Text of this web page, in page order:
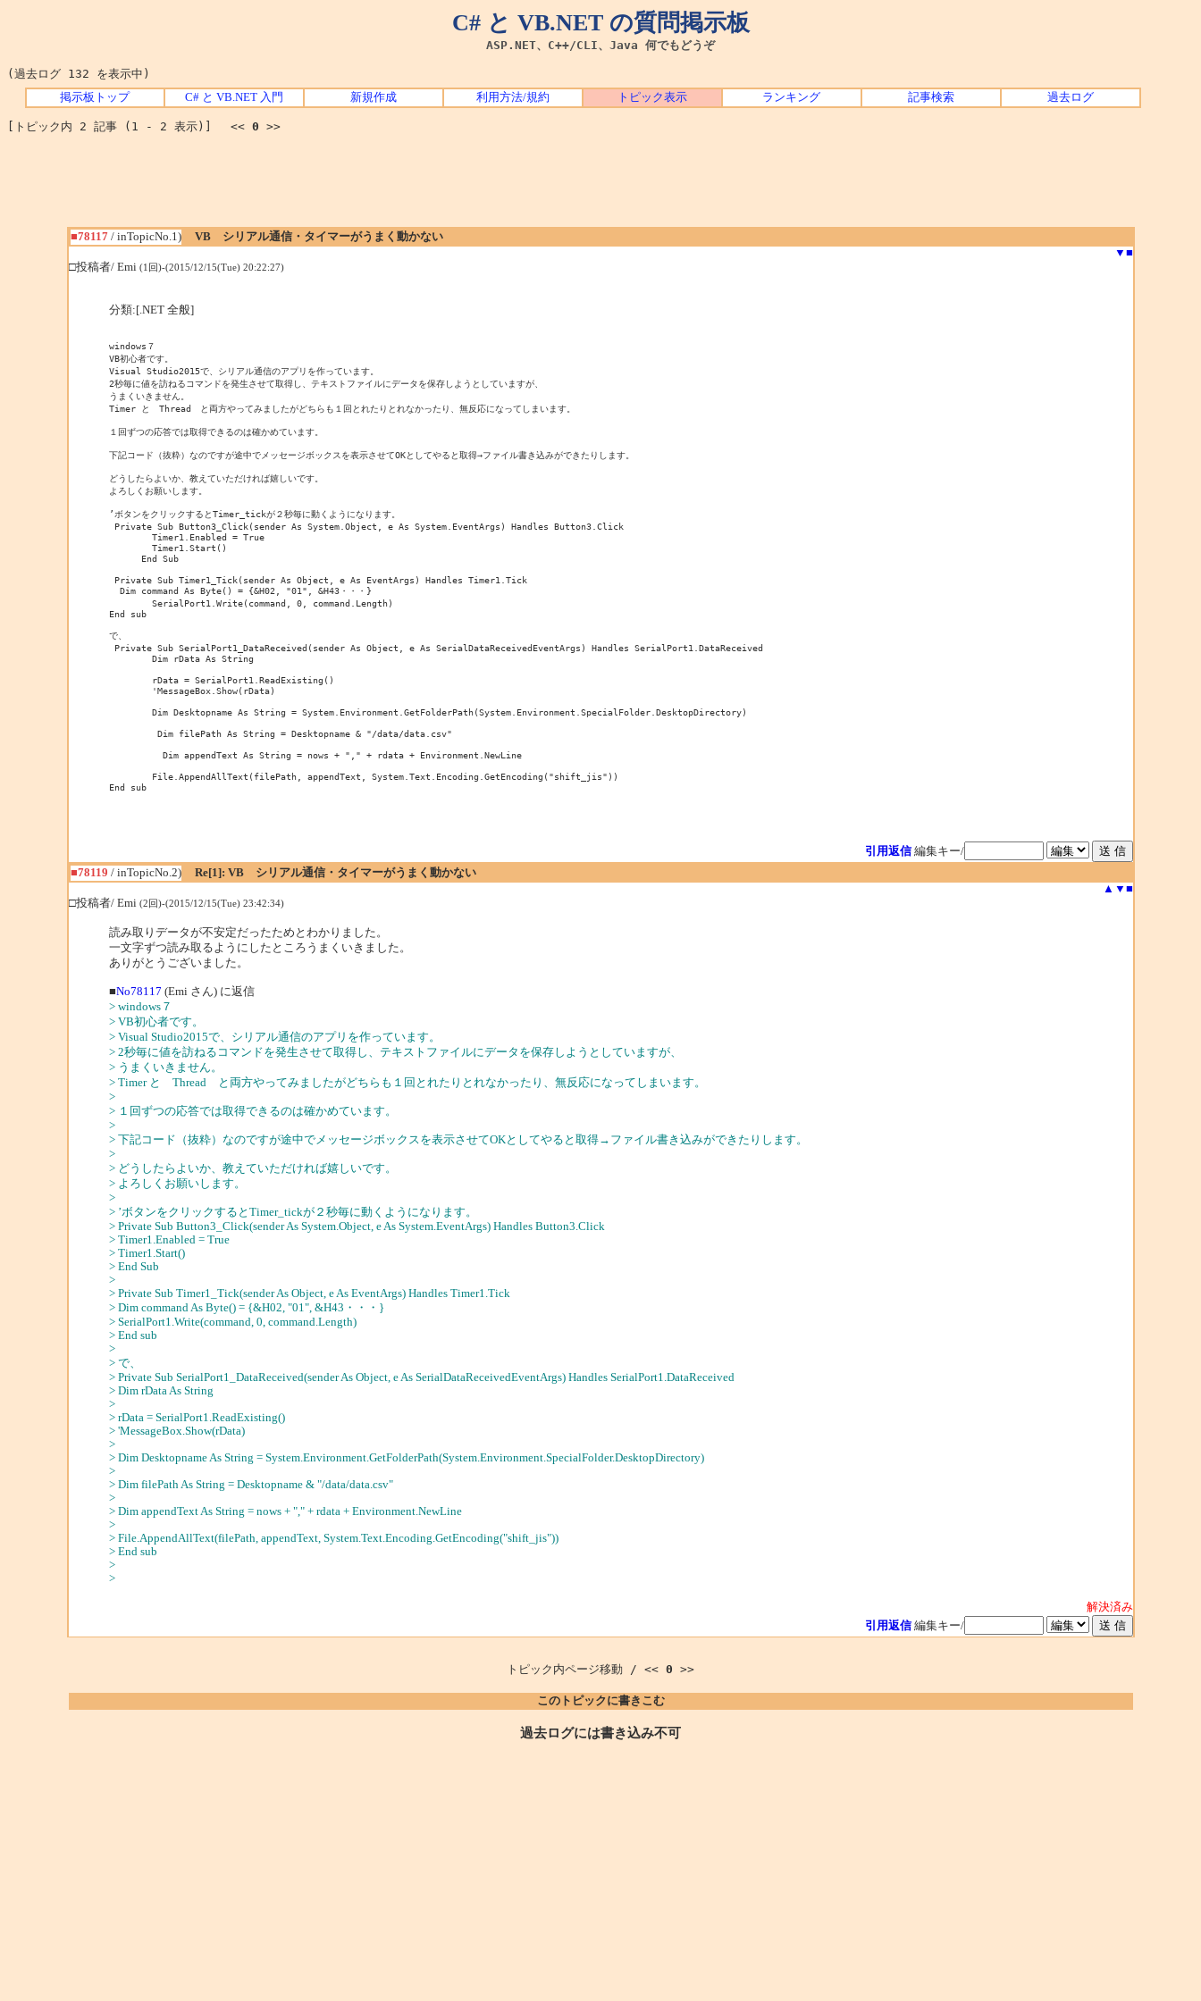
C# と VB.NET の質問掲示板
ASP.NET、C++/CLI、Java 何でもどうぞ
(過去ログ 132 を表示中)
掲示板トップ C# と VB.NET 入門 新規作成 利用方法/規約 トピック表示 ランキング 記事検索 過去ログ
[トピック内 2 記事 (1 - 2 表示)] << 0 >>
■78117/ inTopicNo.1)
VB シリアル通信・タイマーがうまく動かない
▼ ■
□投稿者/ Emi (1回)-(2015/12/15(Tue) 20:22:27)
分類:[.NET 全般]
windows７
VB初心者です。
Visual Studio2015で、シリアル通信のアプリを作っています。
2秒毎に値を訪ねるコマンドを発生させて取得し、テキストファイルにデータを保存しようとしていますが、
うまくいきません。
Timer と　Thread　と両方やってみましたがどちらも１回とれたりとれなかったり、無反応になってしまいます。
１回ずつの応答では取得できるのは確かめています。
下記コード（抜粋）なのですが途中でメッセージボックスを表示させてOKとしてやると取得→ファイル書き込みができたりします。
どうしたらよいか、教えていただければ嬉しいです。
よろしくお願いします。
’ボタンをクリックするとTimer_tickが２秒毎に動くようになります。
Private Sub Button3_Click(sender As System.Object, e As System.EventArgs) Handles Button3.Click
        Timer1.Enabled = True
        Timer1.Start()
      End Sub
Private Sub Timer1_Tick(sender As Object, e As EventArgs) Handles Timer1.Tick
  Dim command As Byte() = {&H02, "01", &H43・・・}
        SerialPort1.Write(command, 0, command.Length)
End sub
で、
Private Sub SerialPort1_DataReceived(sender As Object, e As SerialDataReceivedEventArgs) Handles SerialPort1.DataReceived
        Dim rData As String
        rData = SerialPort1.ReadExisting()
        'MessageBox.Show(rData)
        Dim Desktopname As String = System.Environment.GetFolderPath(System.Environment.SpecialFolder.DesktopDirectory)
         Dim filePath As String = Desktopname & "/data/data.csv"
          Dim appendText As String = nows + "," + rdata + Environment.NewLine
        File.AppendAllText(filePath, appendText, System.Text.Encoding.GetEncoding("shift_jis"))
End sub
引用返信 編集キー/
■78119 / inTopicNo.2)
Re[1]: VB シリアル通信・タイマーがうまく動かない
▲ ▼ ■
□投稿者/ Emi (2回)-(2015/12/15(Tue) 23:42:34)
読み取りデータが不安定だったためとわかりました。
一文字ずつ読み取るようにしたところうまくいきました。
ありがとうございました。
■No78117 (Emi さん) に返信
> windows７
> VB初心者です。
> Visual Studio2015で、シリアル通信のアプリを作っています。
> 2秒毎に値を訪ねるコマンドを発生させて取得し、テキストファイルにデータを保存しようとしていますが、
> うまくいきません。
> Timer と Thread と両方やってみましたがどちらも１回とれたりとれなかったり、無反応になってしまいます。
>
> １回ずつの応答では取得できるのは確かめています。
>
> 下記コード（抜粋）なのですが途中でメッセージボックスを表示させてOKとしてやると取得→ファイル書き込みができたりします。
>
> どうしたらよいか、教えていただければ嬉しいです。
> よろしくお願いします。
>
> ’ボタンをクリックするとTimer_tickが２秒毎に動くようになります。
> Private Sub Button3_Click(sender As System.Object, e As System.EventArgs) Handles Button3.Click
> Timer1.Enabled = True
> Timer1.Start()
> End Sub
>
> Private Sub Timer1_Tick(sender As Object, e As EventArgs) Handles Timer1.Tick
> Dim command As Byte() = {&H02, "01", &H43・・・}
> SerialPort1.Write(command, 0, command.Length)
> End sub
>
> で、
> Private Sub SerialPort1_DataReceived(sender As Object, e As SerialDataReceivedEventArgs) Handles SerialPort1.DataReceived
> Dim rData As String
>
> rData = SerialPort1.ReadExisting()
> 'MessageBox.Show(rData)
>
> Dim Desktopname As String = System.Environment.GetFolderPath(System.Environment.SpecialFolder.DesktopDirectory)
>
> Dim filePath As String = Desktopname & "/data/data.csv"
>
> Dim appendText As String = nows + "," + rdata + Environment.NewLine
>
> File.AppendAllText(filePath, appendText, System.Text.Encoding.GetEncoding("shift_jis"))
> End sub
>
>
解決済み
引用返信 編集キー/
トピック内ページ移動 / << 0 >>
このトピックに書きこむ
過去ログには書き込み不可